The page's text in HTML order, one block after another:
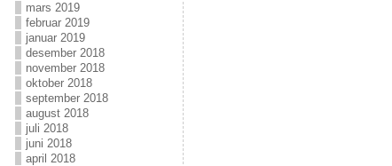
mars 2019
februar 2019
januar 2019
desember 2018
november 2018
oktober 2018
september 2018
august 2018
juli 2018
juni 2018
april 2018